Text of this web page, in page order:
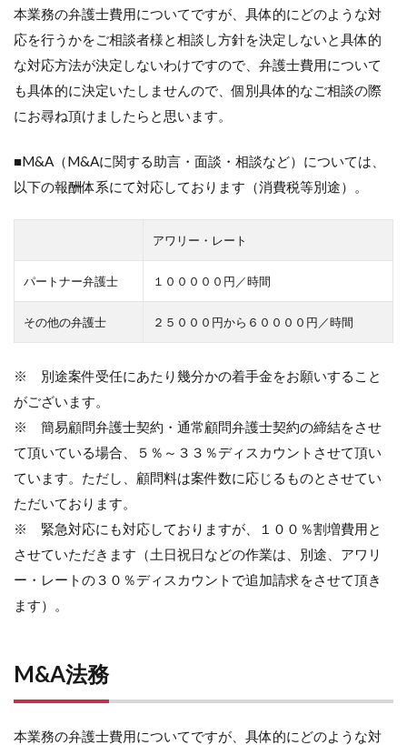
本業務の弁護士費用についてですが、具体的にどのような対
応を行うかをご相談者様と相談し方針を決定しないと具体的
な対応方法が決定しないわけですので、弁護士費用について
も具体的に決定いたしませんので、個別具体的なご相談の際
にお尋ね頂けましたらと思います。
■M&A（M&Aに関する助言・面談・相談など）については、
以下の報酬体系にて対応しております（消費税等別途）。
アワリー・レート
パートナー弁護士 １０００００円／時間
その他の弁護士 ２５０００円から６００００円／時間
※ 別途案件受任にあたり幾分かの着手金をお願いすること
がございます。
※ 簡易顧問弁護士契約・通常顧問弁護士契約の締結をさせ
て頂いている場合、５％～３３％ディスカウントさせて頂い
ています。ただし、顧問料は案件数に応じるものとさせてい
ただいております。
※ 緊急対応にも対応しておりますが、１００％割増費用と
させていただきます（土日祝日などの作業は、別途、アワリ
ー・レートの３０％ディスカウントで追加請求をさせて頂き
ます）。
M&A法務
本業務の弁護士費用についてですが、具体的にどのような対